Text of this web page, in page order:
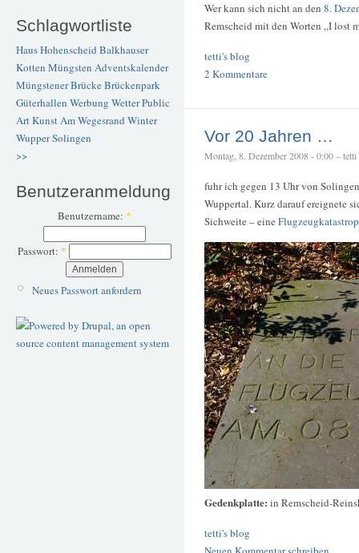
Schlagwortliste
Haus Hohenscheid Balkhauser
Kotten Müngsten Adventskalender
Müngstener BrückeBrückenpark
Güterhallen Werbung WetterPublic
ArtKunstAm Wegesrand Winter
WupperSolingen
>>
Benutzeranmeldung
Benutzername: *
Passwort: *
Neues Passwort anfordern
Wer kann sich nicht an den 8.
Remscheid mit den Worten „I lost
tetti's blog
2 Kommentare
Vor 20 Jahren …
Montag, 8. Dezember 2008 - 0:00 – tetti
fuhr ich gegen 13 Uhr von
Wuppertal. Kurz darauf ereignete
Sichweite – eine
Gedenkplatte: in Remscheid-
tetti's blog